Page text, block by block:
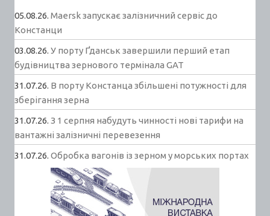
05.08.26. Maersk запускає залізничний сервіс до
Констанци
03.08.26. У порту Ґданськ завершили перший етап
будівництва зернового термінала GAT
31.07.26. В порту Констанца збільшені потужності для
зберігання зерна
31.07.26. З 1 серпня набудуть чинності нові тарифи на
вантажні залізничні перевезення
31.07.26. Обробка вагонів із зерном у морських портах